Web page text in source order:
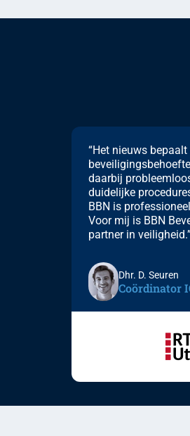
“Het nieuws
daarbij
duidelijke
BBN is
Voor mij is BBN
partner in veiligheid.”
Dhr. D. Seuren
Coördinator